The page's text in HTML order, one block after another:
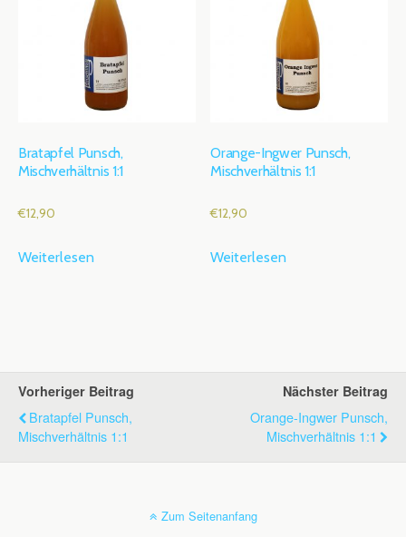
Bratapfel Punsch,
Mischverhältnis 1:1
€12,90
Weiterlesen
Orange-Ingwer Punsch,
Mischverhältnis 1:1
€12,90
Weiterlesen
Vorheriger Beitrag
Bratapfel Punsch,
Mischverhältnis 1:1
Nächster Beitrag
Orange-Ingwer Punsch,
Mischverhältnis 1:1
Zum Seitenanfang